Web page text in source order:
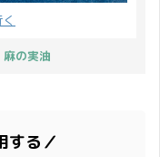
の実油
する／